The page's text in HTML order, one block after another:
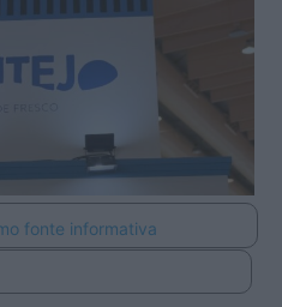
fonte informativa